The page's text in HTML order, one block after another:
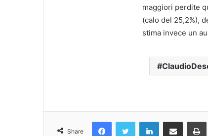
maggiori perdite
(calo del 25,2%),
stima invece un
Share